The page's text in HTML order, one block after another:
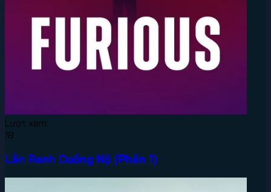
Lượt xem:
18
Lằn Ranh Cuồng Nộ (Phần 1)